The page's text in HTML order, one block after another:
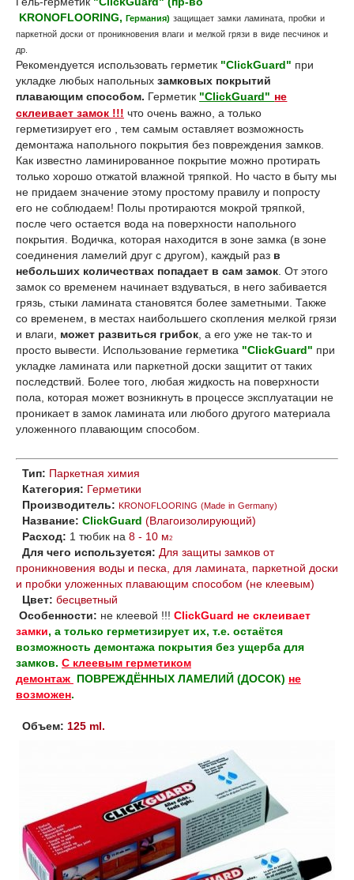
KRONOFLOORING, Германия) защищает замки ламината, пробки и
паркетной доски от проникновения влаги и мелкой грязи в виде песчинок и
др.
Рекомендуется использовать герметик "ClickGuard" при
укладке любых напольных замковых покрытий
плавающим способом. Герметик "ClickGuard" не
склеивает замок !!! что очень важно, а только
герметизирует его , тем самым оставляет возможность
демонтажа напольного покрытия без повреждения замков.
Как известно ламинированное покрытие можно протирать
только хорошо отжатой влажной тряпкой. Но часто в быту мы
не придаем значение этому простому правилу и попросту
его не соблюдаем! Полы протираются мокрой тряпкой,
после чего остается вода на поверхности напольного
покрытия. Водичка, которая находится в зоне замка (в зоне
соединения ламелий друг с другом), каждый раз в
небольших количествах попадает в сам замок . От этого
замок со временем начинает вздуваться, в него забивается
грязь, стыки ламината становятся более заметными. Также
со временем, в местах наибольшего скопления мелкой грязи
и влаги, может развиться грибок , а его уже не так-то и
просто вывести. Использование герметика "ClickGuard" при
укладке ламината или паркетной доски защитит от таких
последствий. Более того, любая жидкость на поверхности
пола, которая может возникнуть в процессе эксплуатации не
проникает в замок ламината или любого другого материала
уложенного плавающим способом.
Тип: Паркетная химия
Категория: Герметики
Производитель: KRONOFLOORING (Made in Germany)
Название: ClickGuard (Влагоизолирующий)
Расход: 1 тюбик на 8 - 10 м2
Для чего используется: Для защиты замков от
проникновения воды и песка, для ламината, паркетной доски
и пробки уложенных плавающим способом (не клеевым)
Цвет: бесцветный
Особенности: не клеевой !!! ClickGuard не склеивает
замки, а только герметизирует их, т.е. остаётся
возможность демонтажа покрытия без ущерба для
замков. С клеевым герметиком
демонтаж ПОВРЕЖДЁННЫХ ЛАМЕЛИЙ (ДОСОК) не
возможен.
Объем: 125 ml.